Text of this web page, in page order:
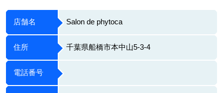
店舗名 Salon de phytoca
住所 千葉県船橋市本中山5-3-4
電話番号